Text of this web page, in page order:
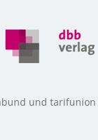
und tarifunion